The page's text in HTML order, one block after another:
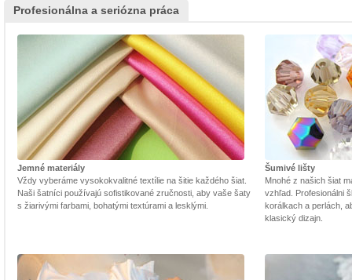
Profesionálna a seriózna práca
Jemné materiály
Vždy vyberáme vysokokvalitné textílie na šitie každého šiat.
Naši šatníci používajú sofistikované zručnosti, aby vaše šaty
s žiarivými farbami, bohatými textúrami a lesklými.
Šumivé lišty
Mnohé z našich šiat
vzhľad. Profesionálni
korálkach a perlách,
klasický dizajn.